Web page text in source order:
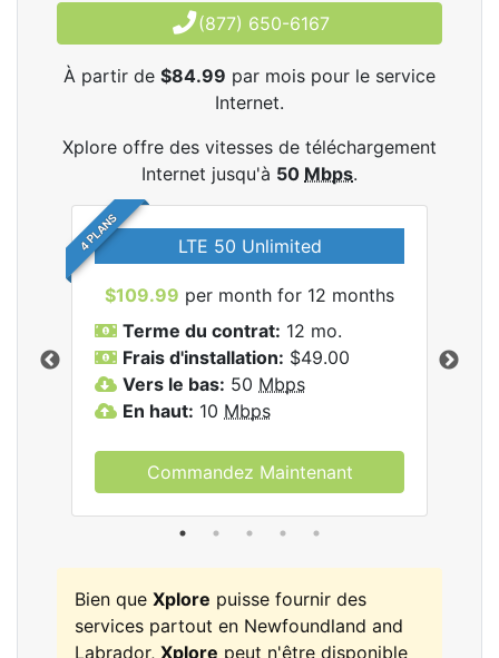
(877) 650-6167
À partir de $84.99 par mois pour le service
Internet.
Xplore offre des vitesses de téléchargement
Internet jusqu'à 50 Mbps.
4 PLANS LTE 50 Unlimited
$109.99 per month for 12 months
Terme du contrat: 12 mo.
Frais d'installation: $49.00
Vers le bas: 50 Mbps
En haut: 10 Mbps
Commandez Maintenant
Bien que Xplore puisse fournir des
services partout en Newfoundland and
Labrador, Xplore peut n'être disponible